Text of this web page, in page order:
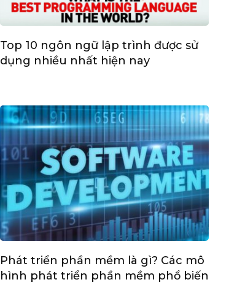
Top 10 ngôn ngữ lập trình được sử
dụng nhiều nhất hiện nay
Phát triển phần mềm là gì? Các mô
hình phát triển phần mềm phổ biến